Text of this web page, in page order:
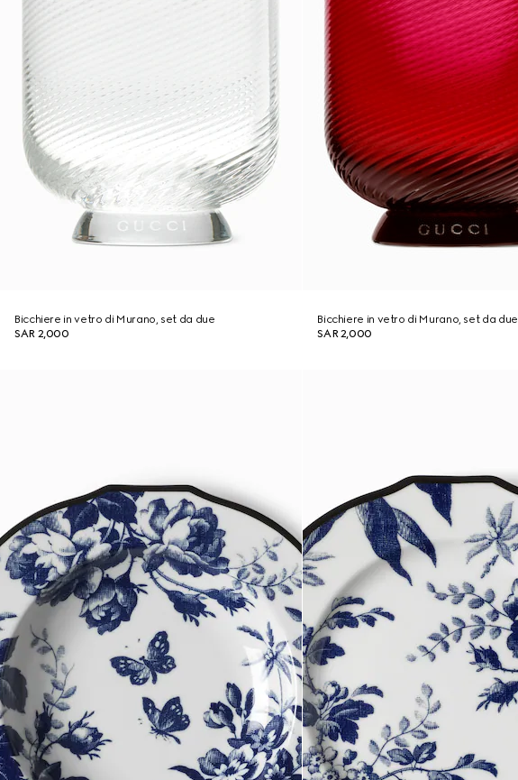
Bicchiere in vetro di Murano, set da due
SAR 2,000
Bicchiere in vetro di Murano, set da due
SAR 2,000